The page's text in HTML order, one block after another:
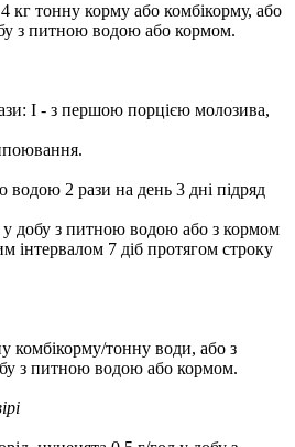
кг тонну корму або комбікорму, або
з питною водою або кормом.
I - з першою порцією молозива,
2 рази на день 3 дні підряд
у добу з питною водою або з кормом
інтервалом 7 діб протягом строку
комбікорму/тонну води, або з
з питною водою або кормом.